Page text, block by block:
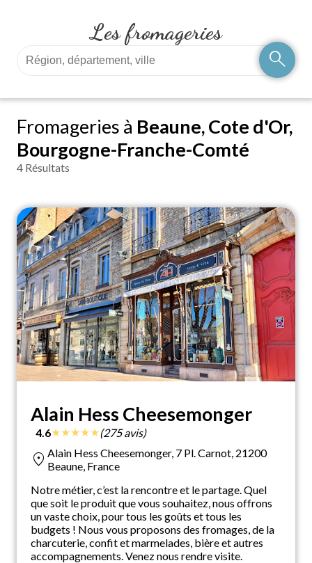
Les fromageries
search
Fromageries à Beaune, Cote d'Or,
Bourgogne-Franche-Comté
4 Résultats
Alain Hess Cheesemonger
4.6★★★★★(275 avis)
location_on Alain Hess Cheesemonger, 7 Pl. Carnot, 21200
Beaune, France
Notre métier, c’est la rencontre et le partage. Quel
que soit le produit que vous souhaitez, nous offrons
un vaste choix, pour tous les goûts et tous les
budgets ! Nous vous proposons des fromages, de la
charcuterie, confit et marmelades, bière et autres
accompagnements. Venez nous rendre visite.